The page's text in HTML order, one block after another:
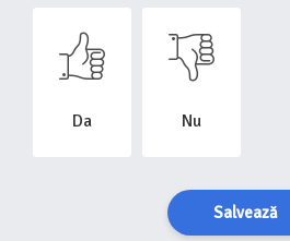
Da Nu
Salvează